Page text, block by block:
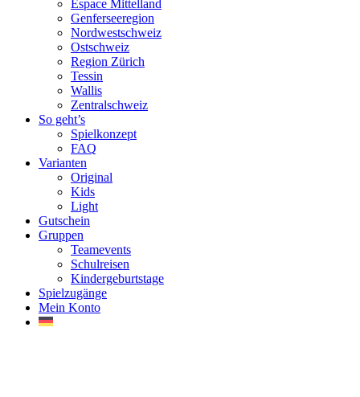
Espace Mittelland
Genferseeregion
Nordwestschweiz
Ostschweiz
Region Zürich
Tessin
Wallis
Zentralschweiz
So geht’s
Spielkonzept
FAQ
Varianten
Original
Kids
Light
Gutschein
Gruppen
Teamevents
Schulreisen
Kindergeburtstage
Spielzugänge
Mein Konto